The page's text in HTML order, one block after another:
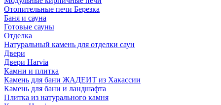
Отопительные печи Березка
Баня и сауна
Готовые сауны
Отделка
Натуральный камень для отделки саун
Двери
Двери Harvia
Камни и плитка
Камень для бани ЖАДЕИТ из Хакассии
Камень для бани и ландшафта
Плитка из натурального камня